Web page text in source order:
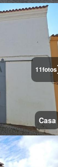
11fotos
Casa